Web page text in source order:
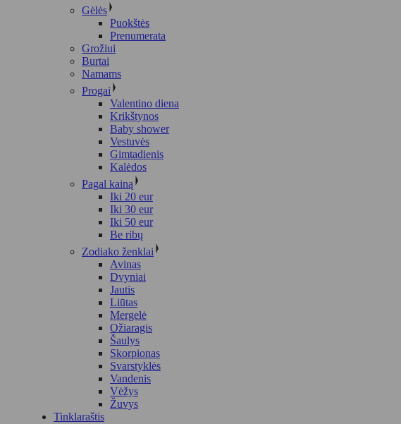
Gėlės
Puokštės
Prenumerata
Grožiui
Burtai
Namams
Progai
Valentino diena
Krikštynos
Baby shower
Vestuvės
Gimtadienis
Kalėdos
Pagal kainą
Iki 20 eur
Iki 30 eur
Iki 50 eur
Be ribų
Zodiako ženklai
Avinas
Dvyniai
Jautis
Liūtas
Mergelė
Ožiaragis
Šaulys
Skorpionas
Svarstyklės
Vandenis
Vėžys
Žuvys
Tinklaraštis